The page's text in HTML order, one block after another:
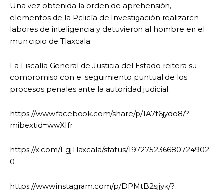
Una vez obtenida la orden de aprehensión,
elementos de la Policía de Investigación realizaron
labores de inteligencia y detuvieron al hombre en el
municipio de Tlaxcala.
La Fiscalía General de Justicia del Estado reitera su
compromiso con el seguimiento puntual de los
procesos penales ante la autoridad judicial.
https://www.facebook.com/share/p/1A7t6jydo8/?
mibextid=wwXIfr
https://x.com/FgjTlaxcala/status/197275236680724902
0
https://www.instagram.com/p/DPMtB2sjjyk/?